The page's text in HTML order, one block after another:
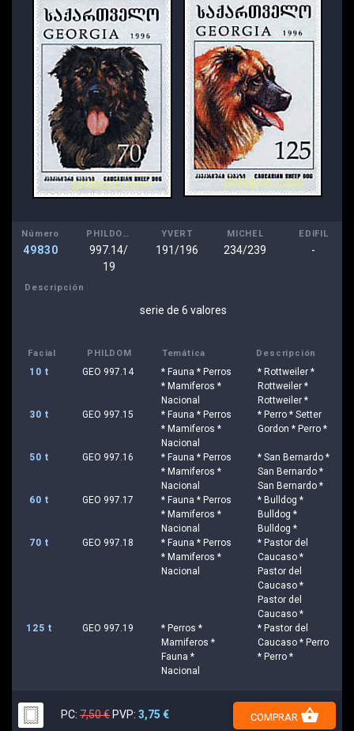
Número
49830
PHILDOM
997.14/
19
YVERT
191/196
MICHEL
234/239
EDIFIL
-
Descripción
serie de 6 valores
Facial PHILDOM Temática Descripción
10 t GEO 997.14
* Fauna * Perros
* Mamiferos *
Nacional
* Rottweiler *
Rottweiler *
Rottweiler *
30 t
GEO 997.15
* Fauna * Perros
* Mamiferos *
Nacional
* Perro * Setter
Gordon * Perro *
50 t GEO 997.16
* Fauna * Perros
* Mamiferos *
Nacional
* San Bernardo *
San Bernardo *
San Bernardo *
60 t
GEO 997.17
* Fauna * Perros
* Mamiferos *
Nacional
* Bulldog *
Bulldog *
Bulldog *
70 t
GEO 997.18
* Fauna * Perros
* Mamiferos *
Nacional
* Pastor del
Caucaso *
Pastor del
Caucaso *
Pastor del
Caucaso *
125 t
GEO 997.19
* Perros *
Mamiferos *
Fauna *
Nacional
* Pastor del
Caucaso * Perro
* Perro *
PC: 7,50 € PVP: 3,75 € COMPRAR shopping_basket